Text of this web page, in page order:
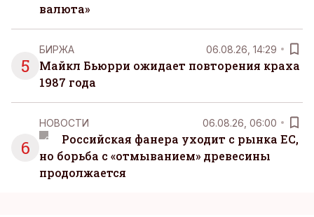
валюта»
5
БИРЖА 06.08.26, 14:29
Майкл Бьюрри ожидает повторения краха
1987 года
6
НОВОСТИ 06.08.26, 06:00
Российская фанера уходит с рынка ЕС,
но борьба с «отмыванием» древесины
продолжается